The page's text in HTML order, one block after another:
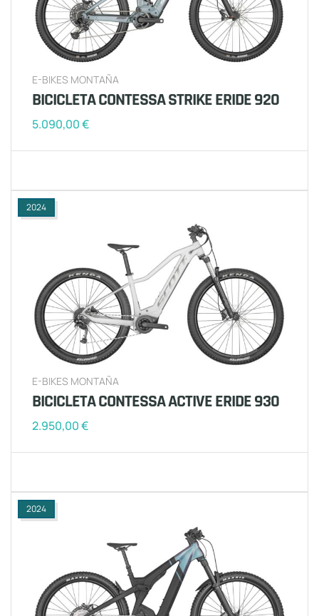
E-BIKES MONTAÑA
BICICLETA CONTESSA STRIKE ERIDE 920
5.090,00€
2024
E-BIKES MONTAÑA
BICICLETA CONTESSA ACTIVE ERIDE 930
2.950,00€
2024